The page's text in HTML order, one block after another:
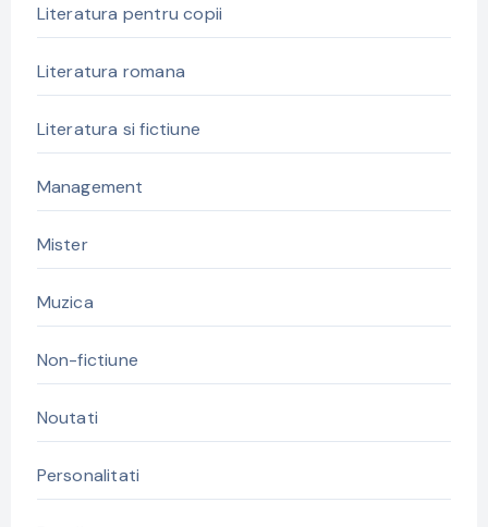
Literatura pentru copii
Literatura romana
Literatura si fictiune
Management
Mister
Muzica
Non-fictiune
Noutati
Personalitati